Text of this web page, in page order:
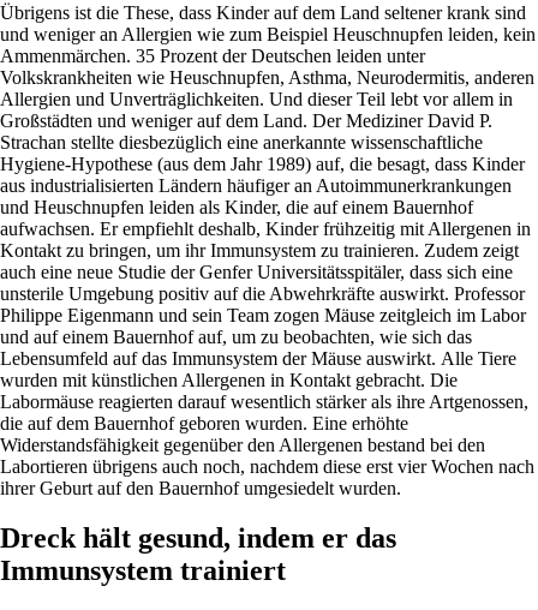
Übrigens ist die These, dass Kinder auf dem Land seltener krank sind
und weniger an Allergien wie zum Beispiel Heuschnupfen leiden, kein
Ammenmärchen. 35 Prozent der Deutschen leiden unter
Volkskrankheiten wie Heuschnupfen, Asthma, Neurodermitis, anderen
Allergien und Unverträglichkeiten. Und dieser Teil lebt vor allem in
Großstädten und weniger auf dem Land. Der Mediziner David P.
Strachan stellte diesbezüglich eine anerkannte wissenschaftliche
Hygiene-Hypothese (aus dem Jahr 1989) auf, die besagt, dass Kinder
aus industrialisierten Ländern häufiger an Autoimmunerkrankungen
und Heuschnupfen leiden als Kinder, die auf einem Bauernhof
aufwachsen. Er empfiehlt deshalb, Kinder frühzeitig mit Allergenen in
Kontakt zu bringen, um ihr Immunsystem zu trainieren. Zudem zeigt
auch eine neue Studie der Genfer Universitätsspitäler, dass sich eine
unsterile Umgebung positiv auf die Abwehrkräfte auswirkt. Professor
Philippe Eigenmann und sein Team zogen Mäuse zeitgleich im Labor
und auf einem Bauernhof auf, um zu beobachten, wie sich das
Lebensumfeld auf das Immunsystem der Mäuse auswirkt. Alle Tiere
wurden mit künstlichen Allergenen in Kontakt gebracht. Die
Labormäuse reagierten darauf wesentlich stärker als ihre Artgenossen,
die auf dem Bauernhof geboren wurden. Eine erhöhte
Widerstandsfähigkeit gegenüber den Allergenen bestand bei den
Labortieren übrigens auch noch, nachdem diese erst vier Wochen nach
ihrer Geburt auf den Bauernhof umgesiedelt wurden.
Dreck hält gesund, indem er das
Immunsystem trainiert